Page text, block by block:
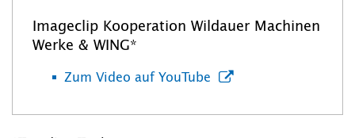
Imageclip Kooperation Wildauer Machinen
Werke & WING*
Zum Video auf YouTube